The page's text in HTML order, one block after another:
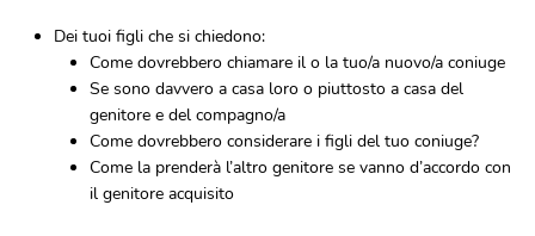
Dei tuoi figli che si chiedono:
Come dovrebbero chiamare il o la tuo/a nuovo/a coniuge
Se sono davvero a casa loro o piuttosto a casa del
genitore e del compagno/a
Come dovrebbero considerare i figli del tuo coniuge?
Come la prenderà l’altro genitore se vanno d’accordo con
il genitore acquisito